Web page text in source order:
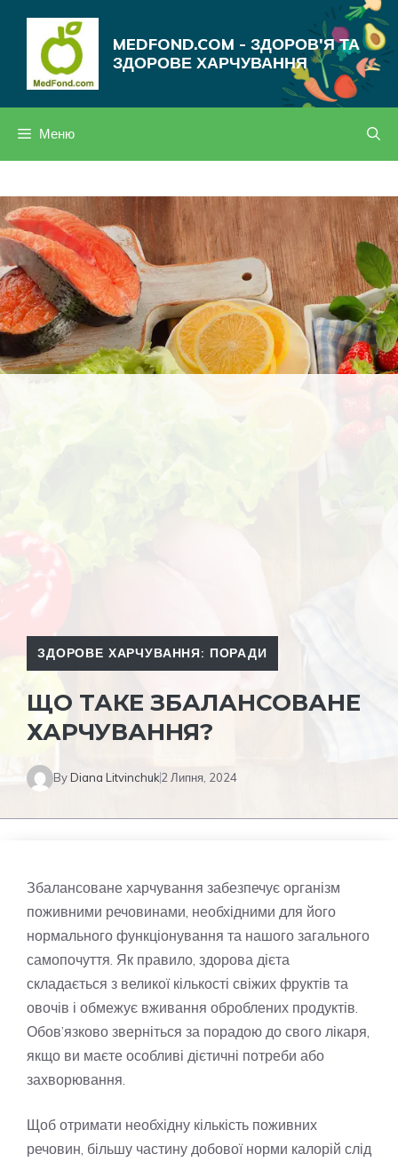
MEDFOND.COM - ЗДОРОВ'Я ТА
ЗДОРОВЕ ХАРЧУВАННЯ
Меню
ЗДОРОВЕ ХАРЧУВАННЯ: ПОРАДИ
ЩО ТАКЕ ЗБАЛАНСОВАНЕ
ХАРЧУВАННЯ?
ByDiana Litvinchuk2 Липня, 2024
Збалансоване харчування забезпечує організм
поживними речовинами, необхідними для його
нормального функціонування та нашого загального
самопочуття. Як правило, здорова дієта
складається з великої кількості свіжих фруктів та
овочів і обмежує вживання оброблених продуктів.
Обов’язково зверніться за порадою до свого лікаря,
якщо ви маєте особливі дієтичні потреби або
захворювання.
Щоб отримати необхідну кількість поживних
речовин, більшу частину добової норми калорій слід